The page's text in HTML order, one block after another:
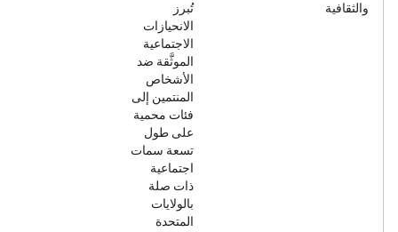
والثقافية
تُبرز
الانحيازات
الاجتماعية
الموثَّقة ضد
الأشخاص
المنتمين إلى
فئات محمية
على طول
تسعة سمات
اجتماعية
ذات صلة
بالولايات
المتحدة